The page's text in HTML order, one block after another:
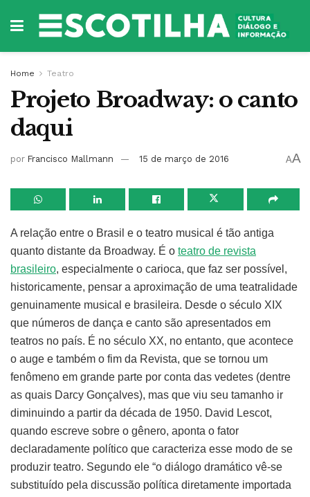
Home Teatro
Projeto Broadway: o canto
daqui
por Francisco Mallmann 15 de março de 2016 AA
A relação entre o Brasil e o teatro musical é tão antiga
quanto distante da Broadway. É o teatro de revista
brasileiro, especialmente o carioca, que faz ser possível,
historicamente, pensar a aproximação de uma teatralidade
genuinamente musical e brasileira. Desde o século XIX
que números de dança e canto são apresentados em
teatros no país. É no século XX, no entanto, que acontece
o auge e também o fim da Revista, que se tornou um
fenômeno em grande parte por conta das vedetes (dentre
as quais Darcy Gonçalves), mas que viu seu tamanho ir
diminuindo a partir da década de 1950. David Lescot,
quando escreve sobre o gênero, aponta o fator
declaradamente político que caracteriza esse modo de se
produzir teatro. Segundo ele “o diálogo dramático vê-se
substituído pela discussão política diretamente importada